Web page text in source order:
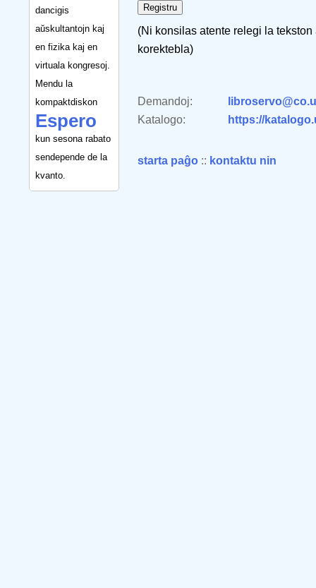
dancigis
aŭskultantojn kaj
en fizika kaj en
virtuala kongresoj.
Mendu la
kompaktdiskon
Espero
kun sesona rabato
sendepende de la
kvanto.
(Ni konsilas atente relegi la
korektebla)
Demandoj:
Katalogo:
https://
starta paĝo :: kontaktu nin